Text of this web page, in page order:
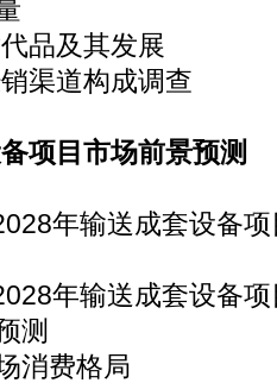
品及其发展
渠道构成调查
项目市场前景预测
年输送成套设备项
年输送成套设备项
测
费格局